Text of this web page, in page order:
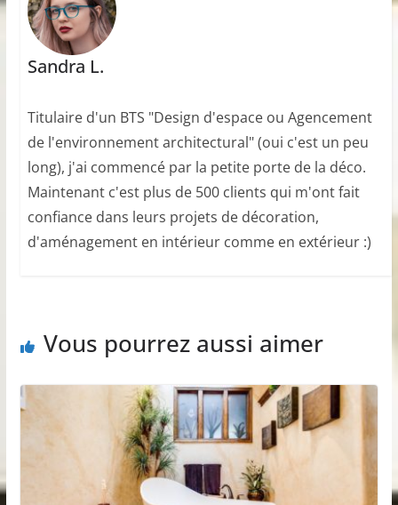
Sandra L.
Titulaire d'un BTS "Design d'espace ou Agencement
de l'environnement architectural" (oui c'est un peu
long), j'ai commencé par la petite porte de la déco.
Maintenant c'est plus de 500 clients qui m'ont fait
confiance dans leurs projets de décoration,
d'aménagement en intérieur comme en extérieur :)
Vous pourrez aussi aimer